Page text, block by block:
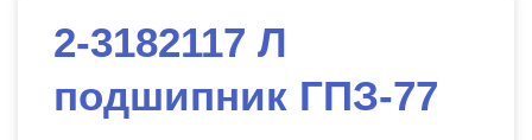
2-3182117 Л
подшипник ГПЗ-77